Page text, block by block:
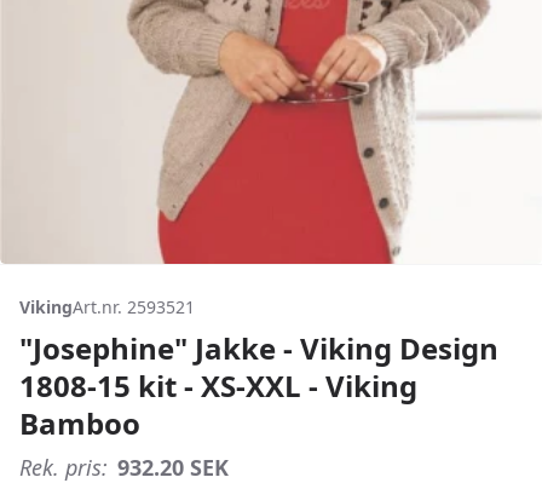
VikingArt.nr. 2593521
"Josephine" Jakke - Viking Design
1808-15 kit - XS-XXL - Viking
Bamboo
Rek. pris: 932.20SEK